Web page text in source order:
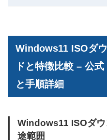
Windows11 ISOダ
ドと特徴比較 – 公
と手順詳細
Windows11 ISOダウ
途範囲